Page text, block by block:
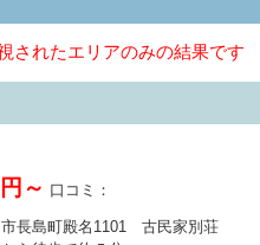
されたエリアのみの結果です
～ 口コミ：
市長島町殿名1101 古民家別荘